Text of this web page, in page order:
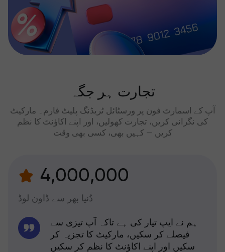
تجارت ہر جگہ
آپ کے اسمارٹ فون پر ورسٹائل ٹریڈنگ پلیٹ فارم۔ مارکیٹ
کی نگرانی کریں، تجارت کھولیں، اور اپنے اکاؤنٹ کا نظم
کریں — کہیں بھی، کسی بھی وقت
4,000,000
دُنیا بھر سے ڈاون لوڈ
ہم نے ایپ تیار کی ہے تاکہ آپ تیزی سے
فیصلے کر سکیں، مارکیٹ کا تجزیہ کر
سکیں اور اپنے اکاؤنٹ کا نظم کر سکیں